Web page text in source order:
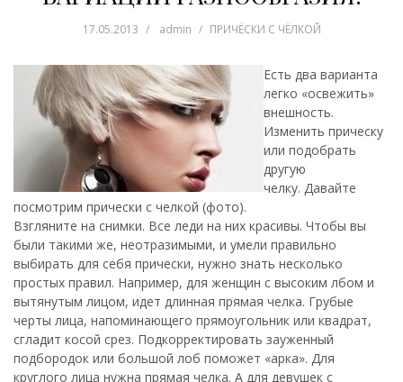
17.05.2013 admin ПРИЧЁСКИ С ЧЁЛКОЙ
Есть два варианта
легко «освежить»
внешность.
Изменить прическу
или подобрать
другую
челку. Давайте
посмотрим прически с челкой (фото).
Взгляните на снимки. Все леди на них красивы. Чтобы вы
были такими же, неотразимыми, и умели правильно
выбирать для себя прически, нужно знать несколько
простых правил. Например, для женщин с высоким лбом и
вытянутым лицом, идет длинная прямая челка. Грубые
черты лица, напоминающего прямоугольник или квадрат,
сгладит косой срез. Подкорректировать зауженный
подбородок или большой лоб поможет «арка». Для
круглого лица нужна прямая челка. А для девушек с